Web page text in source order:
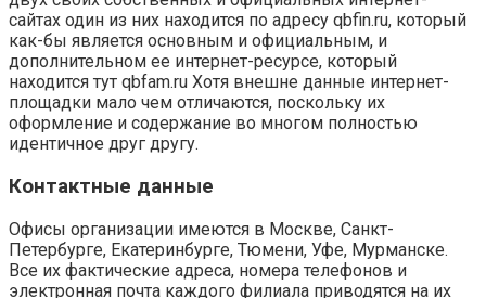
сайтах один из них находится по адресу qbfin.ru, который
как-бы является основным и официальным, и
дополнительном ее интернет-ресурсе, который
находится тут qbfam.ru Хотя внешне данные интернет-
площадки мало чем отличаются, поскольку их
оформление и содержание во многом полностью
идентичное друг другу.
Контактные данные
Офисы организации имеются в Москве, Санкт-
Петербурге, Екатеринбурге, Тюмени, Уфе, Мурманске.
Все их фактические адреса, номера телефонов и
электронная почта каждого филиала приводятся на их